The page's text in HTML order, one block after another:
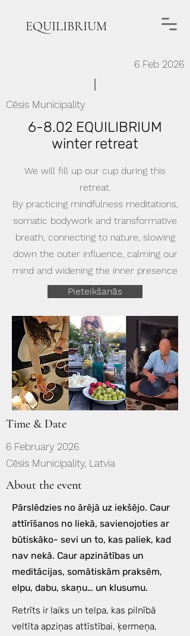
EQUILIBRIUM
6 Feb 2026
Cēsis Municipality
6-8.02 EQUILIBRIUM
winter retreat
We will fill up our cup during this
retreat.
By practicing mindfulness meditations,
somatic bodywork and transformative
breath, connecting to nature, slowing
down the outer influence, calming our
mind and widening the inner presence
Pieteikšanās
Time & Date
6 February 2026
Cēsis Municipality, Latvia
About the event
Pārslēdzies no ārējā uz iekšējo. Caur
attīrīšanos no liekā, savienojoties ar
būtiskāko- sevi un to, kas paliek, kad
nav nekā. Caur apzinātības un
meditācijas, somātiskām praksēm,
elpu, dabu, skaņu… un klusumu.
Retrīts ir laiks un telpa, kas pilnībā
veltīta apziņas attīstībai, ķermeņa,